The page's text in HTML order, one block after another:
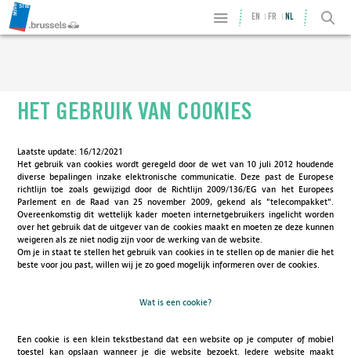
EN FR NL
HET GEBRUIK VAN COOKIES
Laatste update: 16/12/2021
Het gebruik van cookies wordt geregeld door de wet van 10 juli 2012 houdende
diverse bepalingen inzake elektronische communicatie. Deze past de Europese
richtlijn toe zoals gewijzigd door de Richtlijn 2009/136/EG van het Europees
Parlement en de Raad van 25 november 2009, gekend als "telecompakket".
Overeenkomstig dit wettelijk kader moeten internetgebruikers ingelicht worden
over het gebruik dat de uitgever van de cookies maakt en moeten ze deze kunnen
weigeren als ze niet nodig zijn voor de werking van de website.
Om je in staat te stellen het gebruik van cookies in te stellen op de manier die het
beste voor jou past, willen wij je zo goed mogelijk informeren over de cookies.
Wat is een cookie?
Een cookie is een klein tekstbestand dat een website op je computer of mobiel
toestel kan opslaan wanneer je die website bezoekt. Iedere website maakt